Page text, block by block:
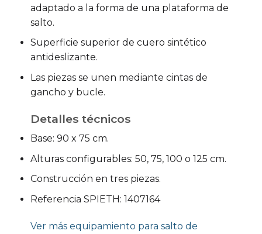
adaptado a la forma de una plataforma de
salto.
Superficie superior de cuero sintético
antideslizante.
Las piezas se unen mediante cintas de
gancho y bucle.
Detalles técnicos
Base: 90 x 75 cm.
Alturas configurables: 50, 75, 100 o 125 cm.
Construcción en tres piezas.
Referencia SPIETH: 1407164
Ver más equipamiento para salto de